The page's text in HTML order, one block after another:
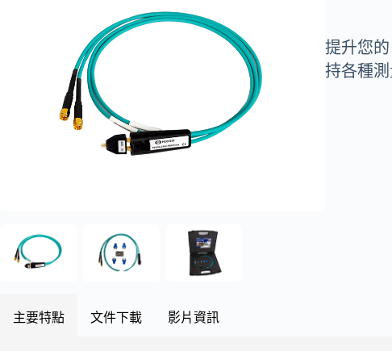
提升您
持各種
主要特點 文件下載 影片資訊